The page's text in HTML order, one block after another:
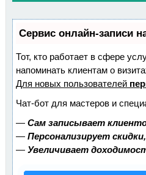
Сервис онлайн-записи
Тот, кто работает в сфере
напоминать клиентам о
Для новых пользователей
Чат-бот для мастеров и
— Сам записывает
— Персонализирует
— Увеличивает